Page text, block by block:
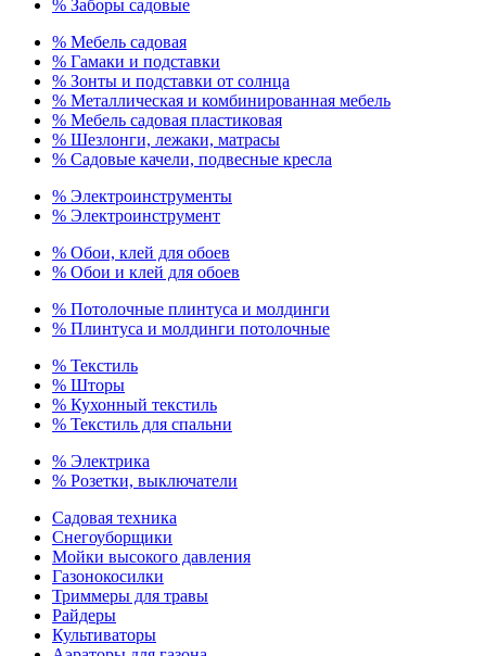
% Заборы садовые
% Мебель садовая
% Гамаки и подставки
% Зонты и подставки от солнца
% Металлическая и комбинированная мебель
% Мебель садовая пластиковая
% Шезлонги, лежаки, матрасы
% Садовые качели, подвесные кресла
% Электроинструменты
% Электроинструмент
% Обои, клей для обоев
% Обои и клей для обоев
% Потолочные плинтуса и молдинги
% Плинтуса и молдинги потолочные
% Текстиль
% Шторы
% Кухонный текстиль
% Текстиль для спальни
% Электрика
% Розетки, выключатели
Садовая техника
Снегоуборщики
Мойки высокого давления
Газонокосилки
Триммеры для травы
Райдеры
Культиваторы